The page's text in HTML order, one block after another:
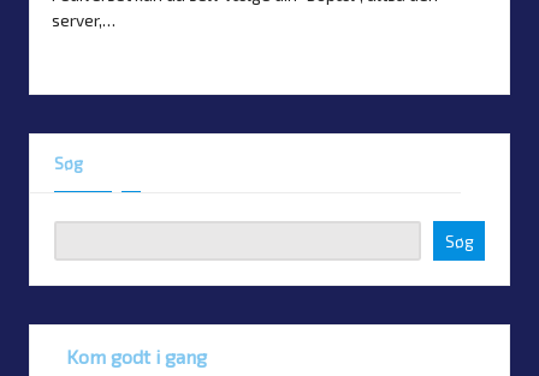
server,…
Søg
Søg
Kom godt i gang